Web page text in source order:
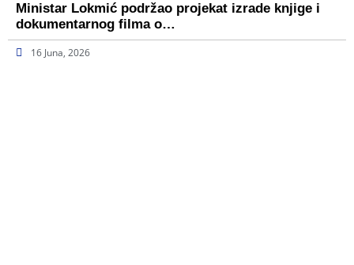
Ministar Lokmić podržao projekat izrade knjige i
dokumentarnog filma o…
16 Juna, 2026